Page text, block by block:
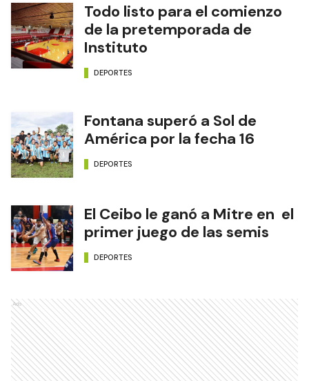
Todo listo para el comienzo
de la pretemporada de
Instituto
DEPORTES
Fontana superó a Sol de
América por la fecha 16
DEPORTES
El Ceibo le ganó a Mitre en el
primer juego de las semis
DEPORTES
Ads